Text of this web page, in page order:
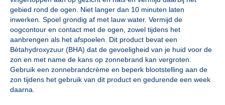
gebied rond de ogen. Niet langer dan 10 minuten laten
inwerken. Spoel grondig af met lauw water. Vermijd de
oogcontour en contact met de ogen, zowel tijdens het
aanbrengen als het afspoelen. Dit product bevat een
Bètahydroxyzuur (BHA) dat de gevoeligheid van je huid voor de
zon en met name de kans op zonnebrand kan vergroten.
Gebruik een zonnebrandcrème en beperk blootstelling aan de
zon tijdens het gebruik van dit product en gedurende een week
daarna.